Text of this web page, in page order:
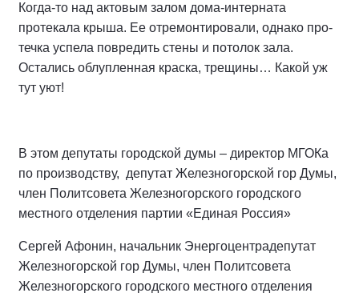
Когда-то над актовым залом дома-интерната
протекала крыша. Ее отремонтировали, однако про­
течка успела повредить стены и потолок зала.
Остались облуплен­ная краска, трещины… Какой уж
тут уют!
В этом депутаты городской думы – директор МГОКа
по производст­ву, депутат Железногорской гор Думы,
член Политсовета Железногорского городского
местного отделения партии «Единая Россия»
Сергей Афонин, начальник Энергоцентрадепутат
Железногорской гор Думы, член Политсовета
Железногорского городского местного отделения